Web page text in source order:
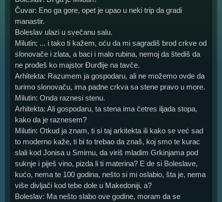
Čuvar: Eno ga gore, opet je upao u neki trip da gradi
manastir.
Boleslav ulazi u svečanu salu.
Milutin: ... i tako ti kažem, oću da mi sagradiš brod crkve od
slonovače i zlata, a baci i malo rubina, nemoj da štediš da
ne prođeš ko majstor Đurđije na tavče.
Arhitekta: Razumem ja gospodaru, ali ne možemo ovde da
turimo slonovaču, ima padne crkva sa stene pravo u more.
Milutin: Onda raznesi stenu.
Arhitekta: Ali gospodaru, ta stena ima četres iljada stopa,
kako da je raznesem?
Milutin: Otkud ja znam, ti si taj arkitekta ili kako se već sad
to moderno kaže, ti bi to trebao da znaš, koj smo te kurac
slali kod Jonisa u Smirnu, da viriš mladim Grkinjama pod
suknje i piješ vino, pizda li ti materina? E de si Boleslave,
kućo, nema te 100 godina, nešto si mi oslabio, šta je, nema
više divljači kod tebe dole u Makedoniji, a?
Boleslav: Ma nešto slabo ove godine, moram da se